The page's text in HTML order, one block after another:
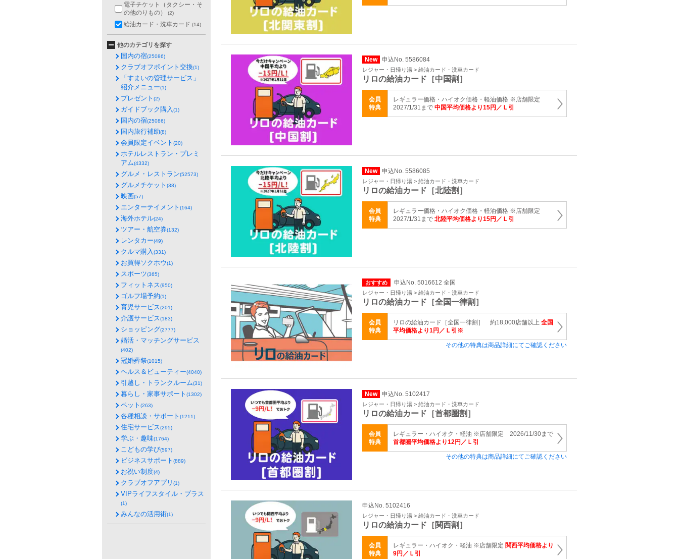
New 申込No. 5586084
レジャー・日帰り湯 > 給油カード・洗車カード
リロの給油カード［中国割］
会員
特典
レギュラー価格・ハイオク価格・軽油価格 ※店舗限定
2027/1/31まで 中国平均価格より15円／Ｌ引
New 申込No. 5586085
レジャー・日帰り湯 > 給油カード・洗車カード
リロの給油カード［北陸割］
会員
特典
レギュラー価格・ハイオク価格・軽油価格 ※店舗限定
2027/1/31まで 北陸平均価格より15円／Ｌ引
おすすめ 申込No. 5016612 全国
レジャー・日帰り湯 > 給油カード・洗車カード
リロの給油カード［全国一律割］
会員
特典
リロの給油カード［全国一律割］ 約18,000店舗以上 全国
平均価格より1円／Ｌ引※
その他の特典は商品詳細にてご確認ください
New 申込No. 5102417
レジャー・日帰り湯 > 給油カード・洗車カード
リロの給油カード［首都圏割］
会員
特典
レギュラー・ハイオク・軽油 ※店舗限定 2026/11/30まで
首都圏平均価格より12円／Ｌ引
その他の特典は商品詳細にてご確認ください
申込No. 5102416
レジャー・日帰り湯 > 給油カード・洗車カード
リロの給油カード［関西割］
会員
特典
レギュラー・ハイオク・軽油 ※店舗限定 関西平均価格より
9円／Ｌ引
電子チケット（タクシー・そ
の他のりもの）
(2)
給油カード・洗車カード (14)
他のカテゴリを探す
国内の宿(25086)
クラブオフポイント交換(1)
「すまいの管理サービス」
紹介メニュー(1)
プレゼント (2)
ガイドブック購入(1)
国内の宿(25086)
国内旅行補助(8)
会員限定イベント (20)
ホテルレストラン・プレミ
アム(4332)
グルメ・レストラン(52573)
グルメチケット (38)
映画(57)
エンターテイメント (164)
海外ホテル(24)
ツアー・航空券(132)
レンタカー(49)
クルマ購入(331)
お買得ソクホウ(1)
スポーツ(365)
フィットネス(950)
ゴルフ場予約(1)
育児サービス(201)
介護サービス(183)
ショッピング(2777)
婚活・マッチングサービス
(402)
冠婚葬祭(1015)
ヘルス＆ビューティー(4040)
引越し・トランクルーム(31)
暮らし・家事サポート (1302)
ペット (263)
各種相談・サポート (1211)
住宅サービス(295)
学ぶ・趣味(1764)
こどもの学び(597)
ビジネスサポート (889)
お祝い制度(4)
クラブオフアプリ (1)
VIPライフスタイル・プラス
(1)
みんなの活用術(1)